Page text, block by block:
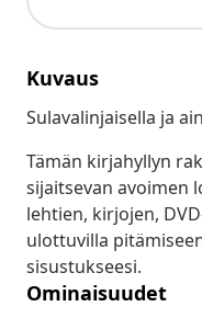
Kuvaus
Sulavalinjaisella ja
Tämän kirjahyllyn
sijaitsevan avoimen
lehtien, kirjojen,
ulottuvilla
sisustukseesi.
Ominaisuudet